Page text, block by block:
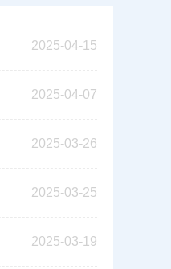
2025-04-15
2025-04-07
2025-03-26
2025-03-25
2025-03-19